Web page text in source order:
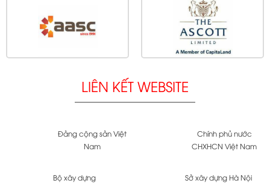
LIÊN KẾT WEBSITE
Đảng cộng sản Việt
Nam
Chính phủ nước
CHXHCN Việt Nam
Bộ xây dựng Sở xây dựng Hà Nội